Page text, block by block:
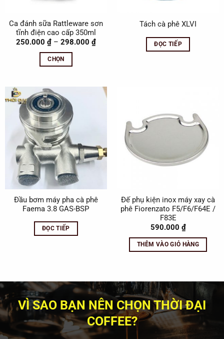
Ca đánh sữa Rattleware sơn
tĩnh điện cao cấp 350ml
250.000 ₫ – 298.000 ₫Khoảng
giá:
CHỌN
này
có
nhiều
biến
thể.
Các
tùy
chọn
có
thể
được
chọn
trên
Tách cà phê XLVI
ĐỌC TIẾP
Đầu bơm máy pha cà phê
Faema 3.8 GAS-BSP
ĐỌC TIẾP
Đế phụ kiện inox máy xay cà
phê Fiorenzato F5/F6/F64E /
F83E
590.000 ₫
THÊM VÀO GIỎ HÀNG
VÌ SAO BẠN NÊN CHỌN THỜI ĐẠI
COFFEE?